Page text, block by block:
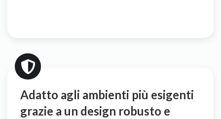
Adatto agli ambienti più esigenti
grazie a un design robusto e